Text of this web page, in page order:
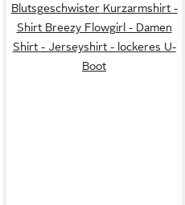
Blutsgeschwister Kurzarmshirt -
Shirt Breezy Flowgirl - Damen
Shirt - Jerseyshirt - lockeres U-
Boot